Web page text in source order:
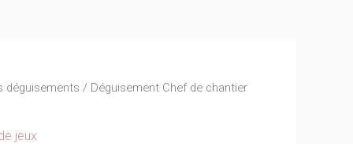
déguisements / Déguisement Chef de chantier
jeux